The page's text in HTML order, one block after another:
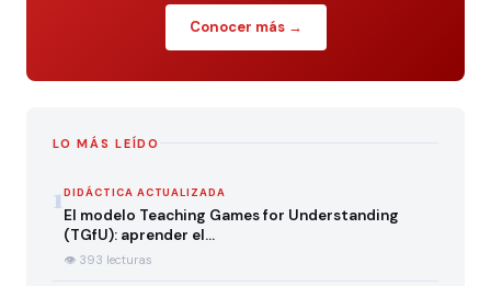
Conocer más →
LO MÁS LEÍDO
1 DIDÁCTICA ACTUALIZADA
El modelo Teaching Games for Understanding
(TGfU): aprender el…
👁 393 lecturas